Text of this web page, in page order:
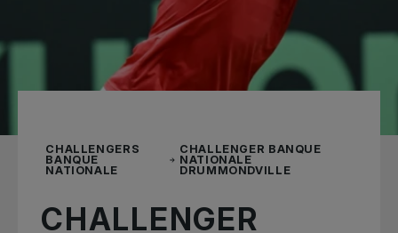
CHALLENGERS
BANQUE
NATIONALE
CHALLENGER BANQUE
NATIONALE
DRUMMONDVILLE
CHALLENGER